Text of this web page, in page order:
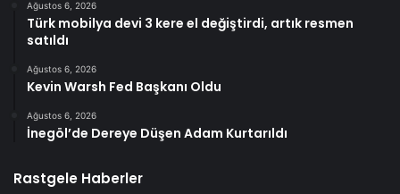
Ağustos 6, 2026
Türk mobilya devi 3 kere el değiştirdi, artık resmen
satıldı
Ağustos 6, 2026
Kevin Warsh Fed Başkanı Oldu
Ağustos 6, 2026
İnegöl’de Dereye Düşen Adam Kurtarıldı
Rastgele Haberler